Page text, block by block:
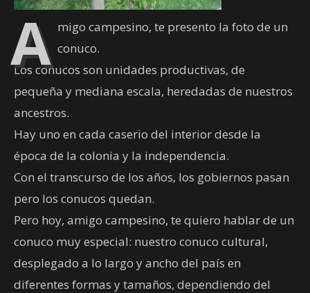
A migo campesino, te presento la foto de un
conuco.
Los conucos son unidades productivas, de
pequeña y mediana escala, heredadas de nuestros
ancestros.
Hay uno en cada caserio del interior desde la
época de la colonia y la independencia.
Con el transcurso de los años, los gobiernos pasan
pero los conucos quedan.
Pero hoy, amigo campesino, te quiero hablar de un
conuco muy especial: nuestro conuco cultural,
desplegado a lo largo y ancho del país en
diferentes formas y tamaños, dependiendo del